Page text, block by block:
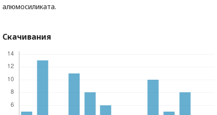
алюмосиликата.
Скачивания